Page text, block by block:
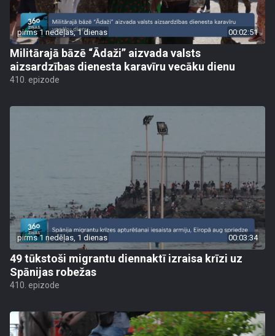
pirms 1 nedēļas, 1 dienas 00:02:51
Militārajā bāzē “Ādaži” aizvada valsts
aizsardzības dienesta karavīru vecāku dienu
410. epizode
pirms 1 nedēļas, 1 dienas 00:03:34
49 tūkstoši migrantu diennaktī izraisa krīzi uz
Spānijas robežas
410. epizode